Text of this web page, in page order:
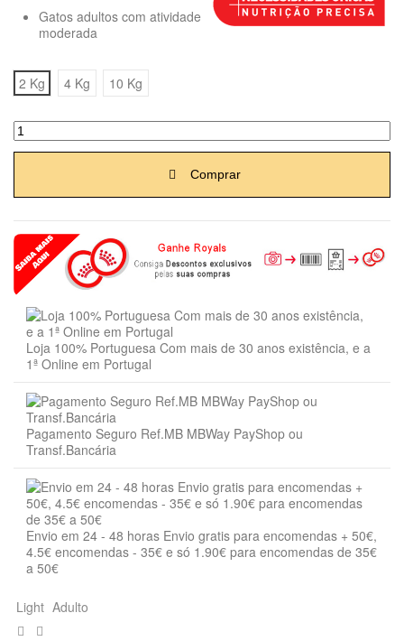
Gatos adultos com atividade
moderada
2 Kg 4 Kg 10 Kg
Comprar
Loja 100% Portuguesa Com mais de 30 anos existência, e a
1ª Online em Portugal
Pagamento Seguro Ref.MB MBWay PayShop ou
Transf.Bancária
Envio em 24 - 48 horas Envio gratis para encomendas + 50€,
4.5€ encomendas - 35€ e só 1.90€ para encomendas de 35€
a 50€
Light Adulto